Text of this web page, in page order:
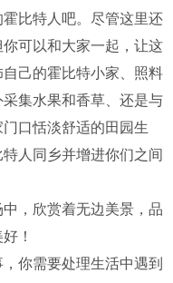
比特人吧。尽管这里还
可以和大家一起，让这
己的霍比特小家、照料
集水果和香草、还是与
口恬淡舒适的田园生
人同乡并增进你们之间
，欣赏着无边美景，品
！
你需要处理生活中遇到